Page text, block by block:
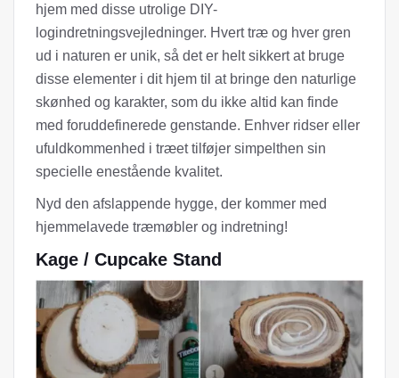
hjem med disse utrolige DIY-
logindretningsvejledninger. Hvert træ og hver gren
ud i naturen er unik, så det er helt sikkert at bruge
disse elementer i dit hjem til at bringe den naturlige
skønhed og karakter, som du ikke altid kan finde
med foruddefinerede genstande. Enhver ridser eller
ufuldkommenhed i træet tilføjer simpelthen sin
specielle enestående kvalitet.
Nyd den afslappende hygge, der kommer med
hjemmelavede træmøbler og indretning!
Kage / Cupcake Stand